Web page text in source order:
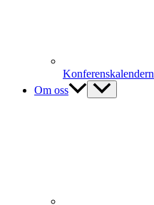
Konferenskalendern
Om oss